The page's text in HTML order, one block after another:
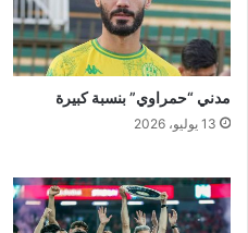
ل
م
س
م
ل
ج
د
و
ب
ل
ل
مدني “حمراوي” بنسبة كبيرة
13 يوليو، 2026